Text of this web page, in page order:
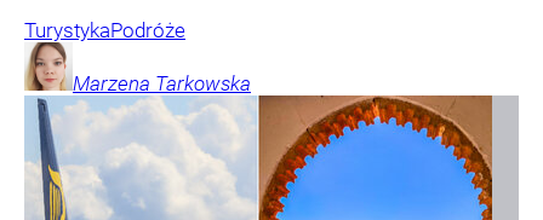
TurystykaPodróże
Marzena Tarkowska